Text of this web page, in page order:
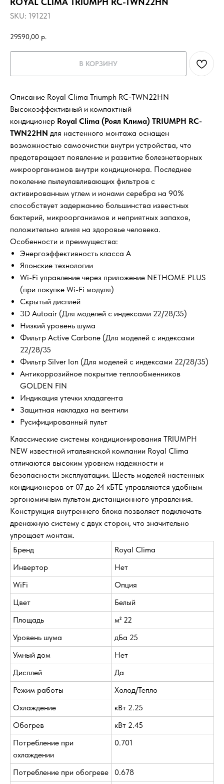
SKU: 191221
29590,00 р.
В КОРЗИНУ
Описание Royal Clima Triumph RC-TWN22HN
Высокоэффективный и компактный
кондиционер Royal Clima (Роял Клима) TRIUMPH RC-
TWN22HN для настенного монтажа оснащен
возможностью самоочистки внутри устройства, что
предотвращает появление и развитие болезнетворных
микроорганизмов внутри кондиционера. Последнее
поколение пылеулавливающих фильтров с
активированным углем и ионами серебра на 90%
способствует задержанию большинства известных
бактерий, микроорганизмов и неприятных запахов,
положительно влияя на здоровье человека.
Особенности и преимущества:
Энергоэффективность класса А
Японские технологии
Wi-Fi управление через приложение NETHOME PLUS
(при покупке Wi-Fi модуля)
Скрытый дисплей
3D Autoair (Для моделей c индексами 22/28/35)
Низкий уровень шума
Фильтр Active Carbone (Для моделей c индексами
22/28/35
Фильтр Silver Ion (Для моделей c индексами 22/28/35)
Антикоррозийное покрытие теплообменников
GOLDEN FIN
Индикация утечки хладагента
Защитная накладка на вентили
Русифицированный пульт
Классические системы кондиционирования TRIUMPH
NEW известной итальянской компании Royal Clima
отличаются высоким уровнем надежности и
безопасности эксплуатации. Шесть моделей настенных
кондиционеров от 07 до 24 кБТЕ управляются удобным
эргономичным пультом дистанционного управления.
Конструкция внутреннего блока позволяет подключать
дренажную систему с двух сторон, что значительно
упрощает монтаж.
Бренд
Royal Clima
Инвертор
Нет
WiFi
Опция
Цвет
Белый
Площадь
м² 22
Уровень шума
дБа 25
Умный дом
Нет
Дисплей
Да
Режим работы
Холод/Тепло
Охлаждение
кВт 2.25
Обогрев
кВт 2.45
Потребление при
охлаждении
0.701
Потребление при обогреве 0.678